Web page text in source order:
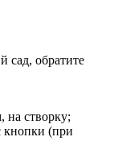
сад, обратите
на створку;
(при